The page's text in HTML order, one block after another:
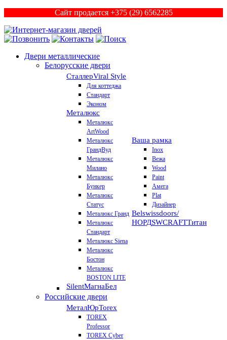
Сайт продается +375 (29) 6562285
Двери металлические
Белорусские двери
СталлерViral Style
Для коттеджа
Стандарт
Эконом
Металюкс
Металюкс
ArtWood
Металюкс
ГрандВуд
Металюкс
Милано
Металюкс
Бункер
Металюкс
Статус
Металюкс Гранд
Металюкс
Стандарт
Металюкс Siena
Металюкс
Бостон
Металюкс
BOSTON LITE
SilentМагнаБел
Ваша рамка
Inox
Вежа
Wood
Paint
Амега
Plat
Дизайнер
Belswissdoors/
НОРДSWCRAFTТитан
Российские двери
МеталЮрTorex
TOREX
Professor
TOREX Cyber